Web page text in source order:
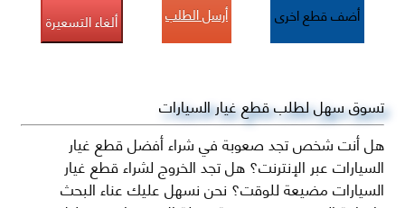
أضف قطع اخرى أرسل الطلب ألغاء التسعيرة
تسوق سهل لطلب قطع غيار السيارات
هل أنت شخص تجد صعوبة في شراء أفضل قطع غيار
السيارات عبر الإنترنت؟ هل تجد الخروج لشراء قطع غيار
السيارات مضيعة للوقت؟ نحن نسهل عليك عناء البحث